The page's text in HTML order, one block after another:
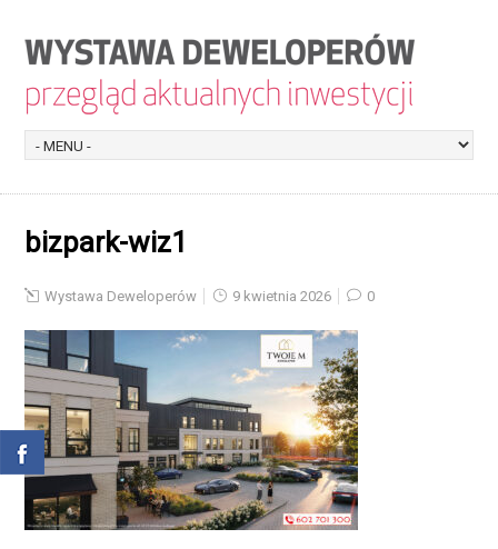
bizpark-wiz1
Wystawa Deweloperów 9 kwietnia 2026 0